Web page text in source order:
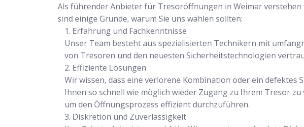
Als führender Anbieter für Tresoröffnungen in Weimar
sind einige Gründe, warum Sie uns wählen sollten:
Erfahrung und Fachkenntnisse
Unser Team besteht aus spezialisierten Technikern mit
von Tresoren und den neuesten Sicherheitstechnologien
Effiziente Lösungen
Wir wissen, dass eine verlorene Kombination oder ein
Ihnen so schnell wie möglich wieder Zugang zu Ihrem Tresor
um den Öffnungsprozess effizient durchzuführen.
Diskretion und Zuverlässigkeit